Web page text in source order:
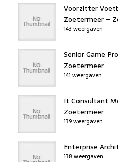
Voorzitter
Zoetermeer –
143 weergaven
Senior Game
Zoetermeer
141 weergaven
It Consultant
Zoetermeer
139 weergaven
Enterprise
138 weergaven